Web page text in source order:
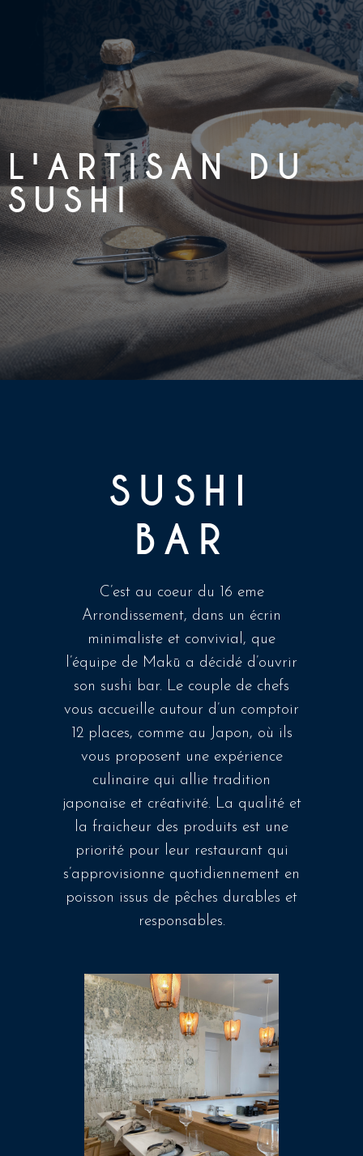
L'ARTISAN DU
SUSHI
SUSHI
BAR
C’est au coeur du 16 eme
Arrondissement, dans un écrin
minimaliste et convivial, que
l’équipe de Makū a décidé d’ouvrir
son sushi bar. Le couple de chefs
vous accueille autour d’un comptoir
12 places, comme au Japon, où ils
vous proposent une expérience
culinaire qui allie tradition
japonaise et créativité. La qualité et
la fraicheur des produits est une
priorité pour leur restaurant qui
s’approvisionne quotidiennement en
poisson issus de pêches durables et
responsables.